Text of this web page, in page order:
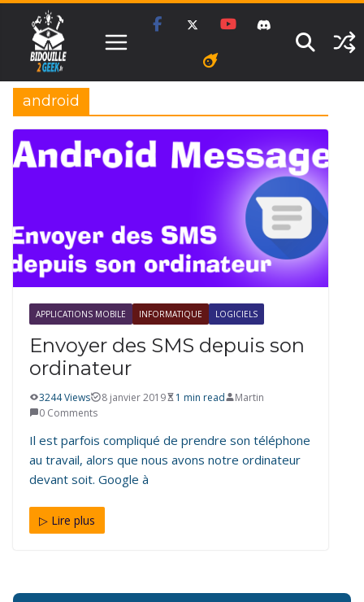
contenu
android
APPLICATIONS MOBILE INFORMATIQUE LOGICIELS
Envoyer des SMS depuis son
ordinateur
3244 Views 8 janvier 2019 1 min read
Martin
0 Comments
Il est parfois compliqué de prendre son téléphone
au travail, alors que nous avons notre ordinateur
devant soit. Google à
▷ Lire plus